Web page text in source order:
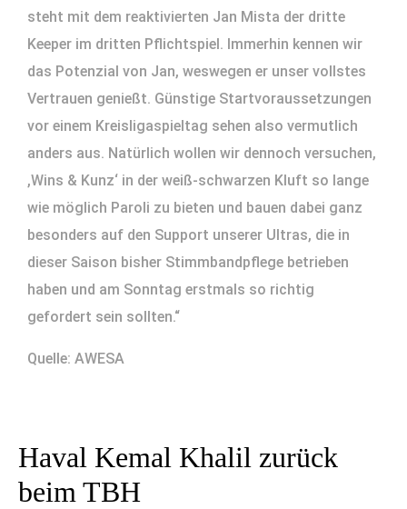
steht mit dem reaktivierten Jan Mista der dritte
Keeper im dritten Pflichtspiel. Immerhin kennen wir
das Potenzial von Jan, weswegen er unser vollstes
Vertrauen genießt. Günstige Startvoraussetzungen
vor einem Kreisligaspieltag sehen also vermutlich
anders aus. Natürlich wollen wir dennoch versuchen,
,Wins & Kunz‘ in der weiß-schwarzen Kluft so lange
wie möglich Paroli zu bieten und bauen dabei ganz
besonders auf den Support unserer Ultras, die in
dieser Saison bisher Stimmbandpflege betrieben
haben und am Sonntag erstmals so richtig
gefordert sein sollten.“
Quelle: AWESA
Haval Kemal Khalil zurück
beim TBH